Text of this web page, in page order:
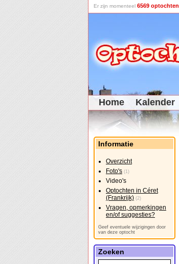
Er zijn momenteel 6569 optochten
Home Kalender
Informatie
Overzicht
Foto's (1)
Video's
Optochten in Céret
(Frankrijk) (2)
Vragen, opmerkingen
en/of suggesties?
Geef eventuele wijzigingen door
van deze optocht
Zoeken